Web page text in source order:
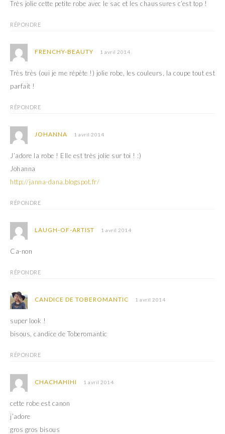
Très jolie cette petite robe avec le sac et les chaussures c’est top !
RÉPONDRE
FRENCHY-BEAUTY 1 avril 2014
Très très (oui je me répète !) jolie robe, les couleurs, la coupe tout est
parfait !
RÉPONDRE
JOHANNA 1 avril 2014
J’adore la robe ! Elle est très jolie sur toi ! :)
Johanna
http://janna-dana.blogspot.fr/
RÉPONDRE
LAUGH-OF-ARTIST 1 avril 2014
Ca-non
RÉPONDRE
CANDICE DE TOBEROMANTIC 1 avril 2014
super look !
bisous, candice de Toberomantic
RÉPONDRE
CHACHAHIHI 1 avril 2014
cette robe est canon
j’adore
gros gros bisous